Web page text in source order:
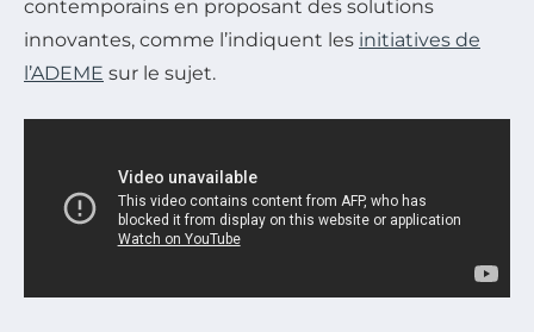
contemporains en proposant des solutions
innovantes, comme l’indiquent les initiatives de
l’ADEME sur le sujet.